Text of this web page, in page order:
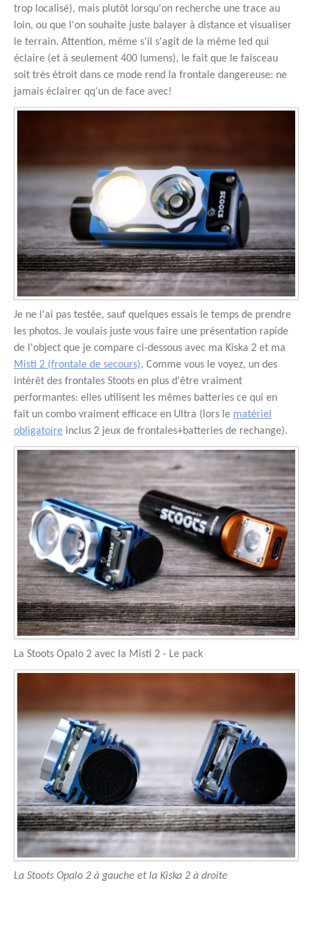
trop localisé), mais plutôt lorsqu'on recherche une trace au
loin, ou que l'on souhaite juste balayer à distance et visualiser
le terrain. Attention, même s'il s'agit de la même led qui
éclaire (et à seulement 400 lumens), le fait que le faisceau
soit très étroit dans ce mode rend la frontale dangereuse: ne
jamais éclairer qq'un de face avec!
Je ne l'ai pas testée, sauf quelques essais le temps de prendre
les photos. Je voulais juste vous faire une présentation rapide
de l'object que je compare ci-dessous avec ma Kiska 2 et ma
Misti 2 (frontale de secours). Comme vous le voyez, un des
intérêt des frontales Stoots en plus d'être vraiment
performantes: elles utilisent les mêmes batteries ce qui en
fait un combo vraiment efficace en Ultra (lors le matériel
obligatoire inclus 2 jeux de frontales+batteries de rechange).
La Stoots Opalo 2 avec la Misti 2 - Le pack
La Stoots Opalo 2 à gauche et la Kiska 2 à droite